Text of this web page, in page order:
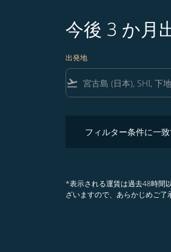
今後 3 か月
出発地
flight_takeoff
フィルター条件に一
*表示される運賃は過去48時間
ざいますので、あらかじめご了